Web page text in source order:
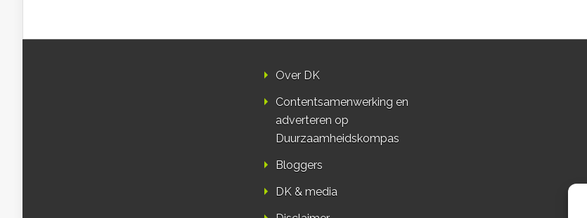
Over DK
Contentsamenwerking en
adverteren op
Duurzaamheidskompas
Bloggers
DK & media